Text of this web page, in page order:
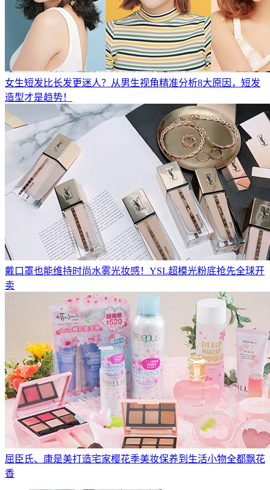
女生短发比长发更迷人？从男生视角精准分析8大原因，短发
造型才是趋势！
戴口罩也能维持时尚水雾光妆感！YSL超模光粉底抢先全球开
卖
屈臣氏、康是美打造宅家樱花季美妆保养到生活小物全都飘花
香